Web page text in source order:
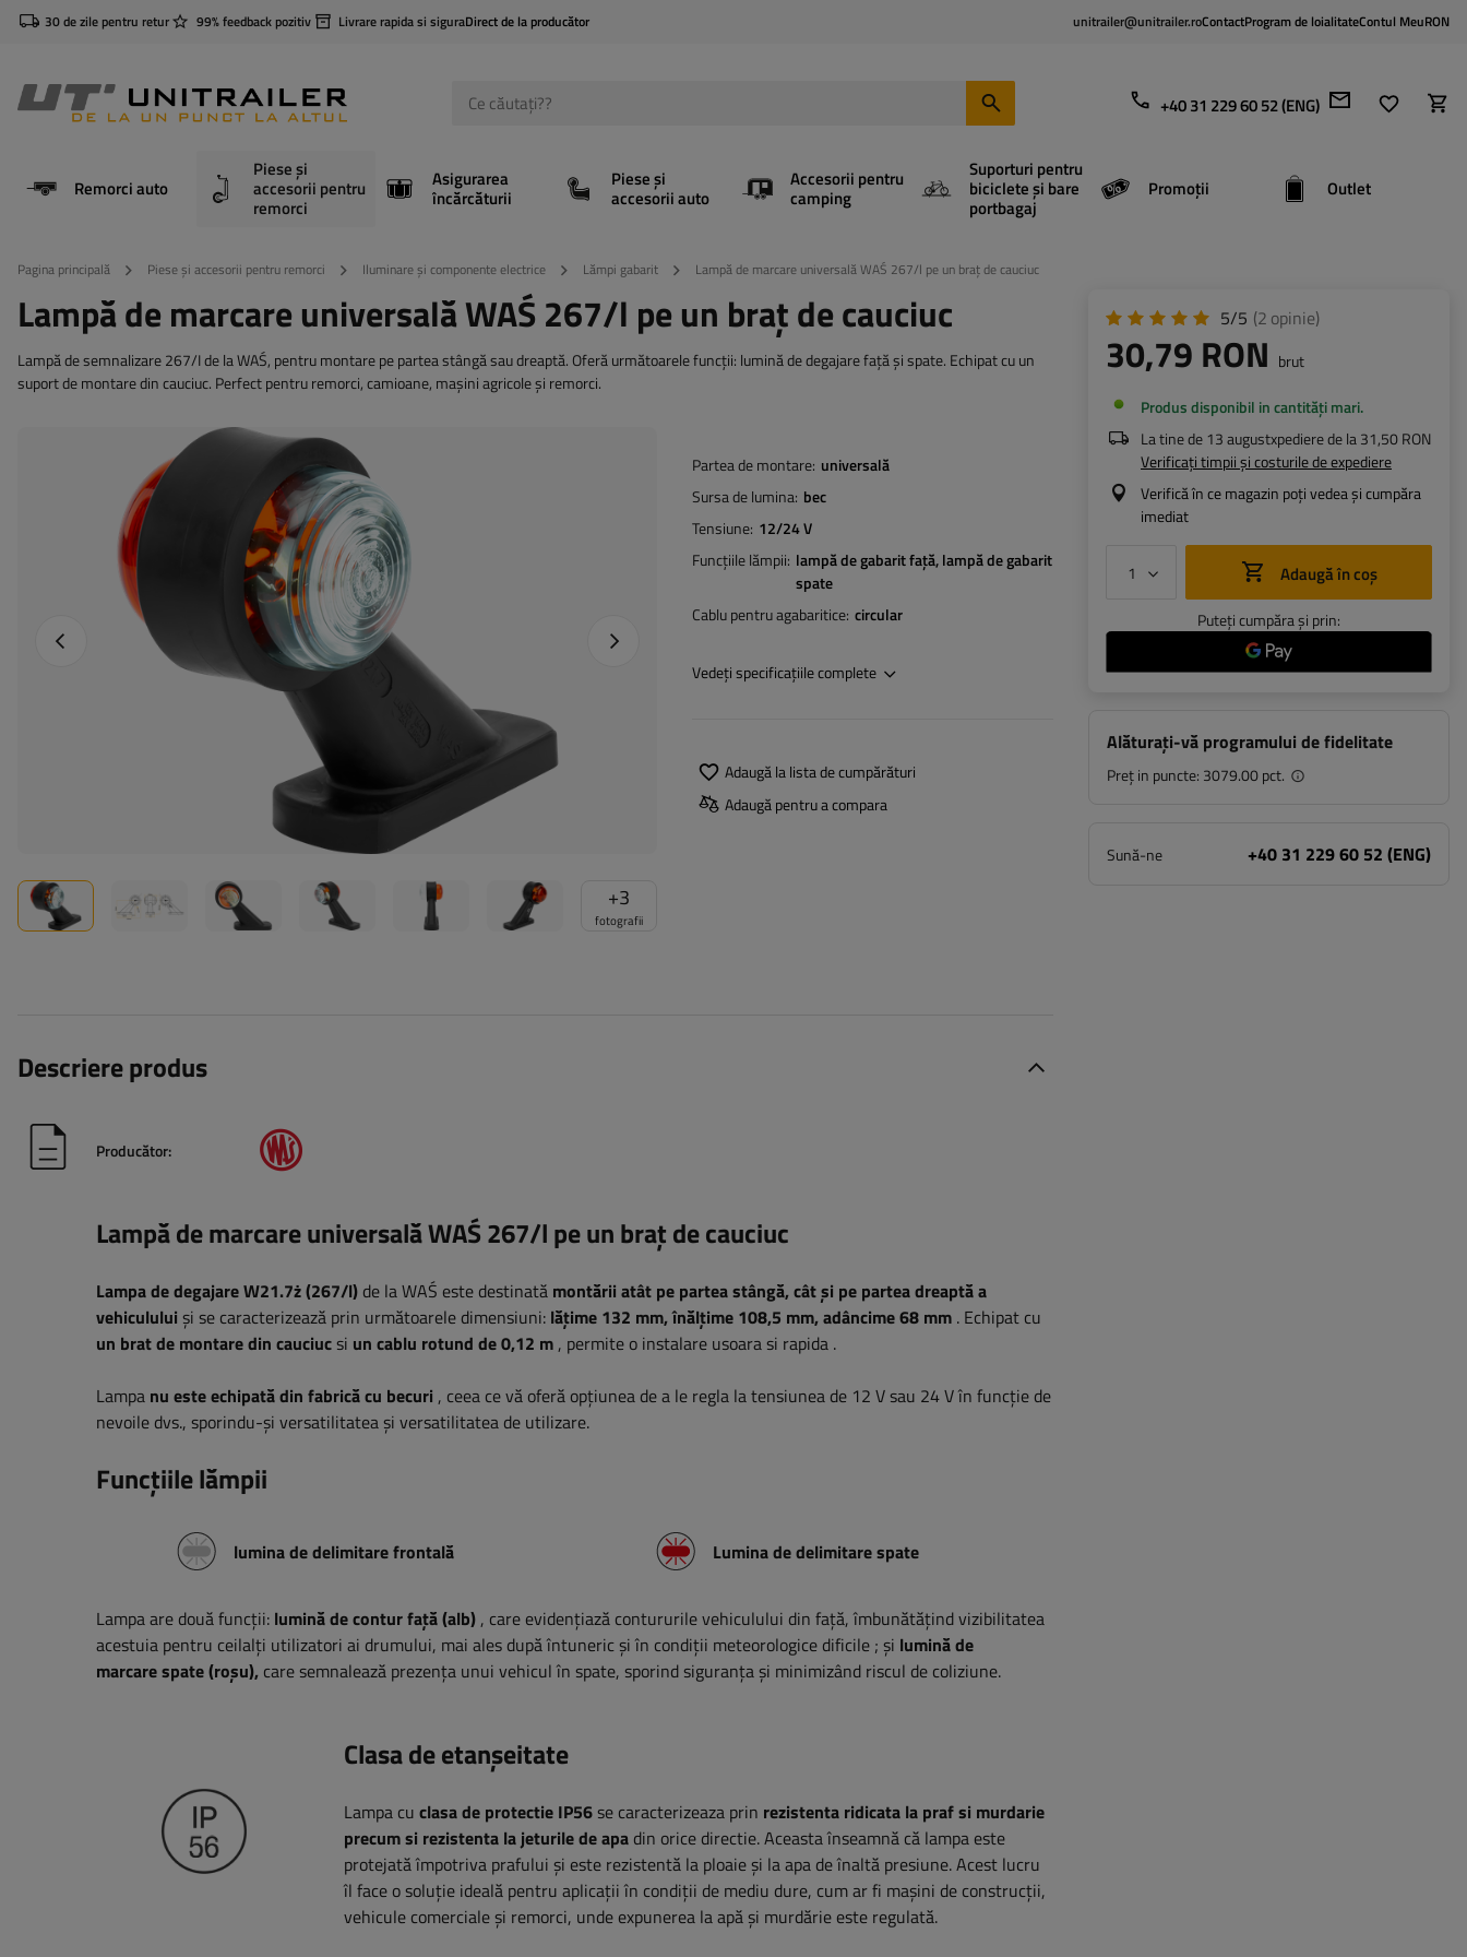
30 de zile pentru retur 99% feedback pozitiv Livrare rapida si siguraDirect de la producător unitrailer@unitrailer.roContactProgram de loialitateContul MeuRON
+40 31 229 60 52 (ENG)
Remorci auto
Piese și
accesorii pentru
remorci
Asigurarea
încărcăturii
Piese și
accesorii auto
Accesorii pentru
camping
Suporturi pentru
biciclete și bare
portbagaj
Promoții Outlet
Pagina principală Piese și accesorii pentru remorci Iluminare și componente electrice Lămpi gabarit Lampă de marcare universală WAŚ 267/l pe un braț de cauciuc
Lampă de marcare universală WAŚ 267/l pe un braț de cauciuc
Lampă de semnalizare 267/I de la WAŚ, pentru montare pe partea stângă sau dreaptă. Oferă următoarele funcții: lumină de degajare față și spate. Echipat cu un
suport de montare din cauciuc. Perfect pentru remorci, camioane, mașini agricole și remorci.
+3
fotografii
Fotografia anterioară Următoarea fotografie
Partea de montare universală
Sursa de lumina bec
Tensiune 12/24 V
Funcțiile lămpii lampă de gabarit față lampă de gabarit
spate
Cablu pentru agabaritice circular
Vedeți specificațiile complete
Adaugă la lista de cumpărături
Adaugă pentru a compara
5/5 (2 opinie)
30,79 RON brut
Produs disponibil in cantități mari
La tine de13 augustxpediere de la31,50 RON
Verificați timpii și costurile de expediere
Verifică în ce magazin poți vedea și cumpăra
imediat
Adaugă în coș
Puteți cumpăra și prin:
Alăturați-vă programului de fidelitate
Preț in puncte: 3079.00 pct.
Sună-ne +40 31 229 60 52 (ENG)
Descriere produs
Producător:
Lampă de marcare universală WAŚ 267/l pe un braț de cauciuc
Lampa de degajare W21.7ż (267/l) de la WAŚ este destinată montării atât pe partea stângă, cât și pe partea dreaptă a
vehiculului și se caracterizează prin următoarele dimensiuni: lățime 132 mm, înălțime 108,5 mm, adâncime 68 mm . Echipat cu
un brat de montare din cauciucsi un cablu rotund de 0,12 m , permite o instalare usoara si rapida .
Lampa nu este echipată din fabrică cu becuri , ceea ce vă oferă opțiunea de a le regla la tensiunea de 12 V sau 24 V în funcție de
nevoile dvs., sporindu-și versatilitatea și versatilitatea de utilizare.
Funcțiile lămpii
lumina de delimitare frontală Lumina de delimitare spate
Lampa are două funcții: lumină de conturfață (alb) , care evidențiază contururile vehiculului din față, îmbunătățind vizibilitatea
acestuia pentru ceilalți utilizatori ai drumului, mai ales după întuneric și în condiții meteorologice dificile ; și lumină de
marcarespate (roșu), care semnalează prezența unui vehicul în spate, sporind siguranța și minimizând riscul de coliziune.
Clasa de etanșeitate
Lampa cuclasa de protectie IP56se caracterizeaza prin rezistenta ridicata la praf si murdarie
precum si rezistenta la jeturile de apa din orice directie. Aceasta înseamnă că lampa este
protejată împotriva prafului și este rezistentă la ploaie și la apa de înaltă presiune. Acest lucru
îl face o soluție ideală pentru aplicații în condiții de mediu dure, cum ar fi mașini de construcții,
vehicule comerciale și remorci, unde expunerea la apă și murdărie este regulată.